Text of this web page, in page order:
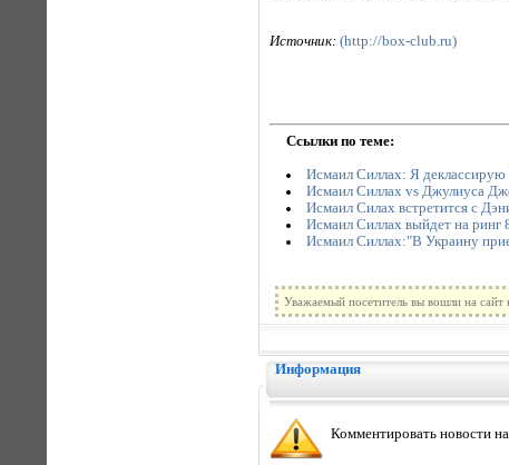
Источник: (http://box-club.ru)
Ссылки по теме:
Исмаил Силлах: Я деклассирую
Исмаил Силлах vs Джулиуса
Исмаил Силах встретится с
Исмаил Силлах выйдет на ринг
Исмаил Силлах:"В Украину
Уважаемый посетитель вы вошли на сайт
Информация
Комментировать новости